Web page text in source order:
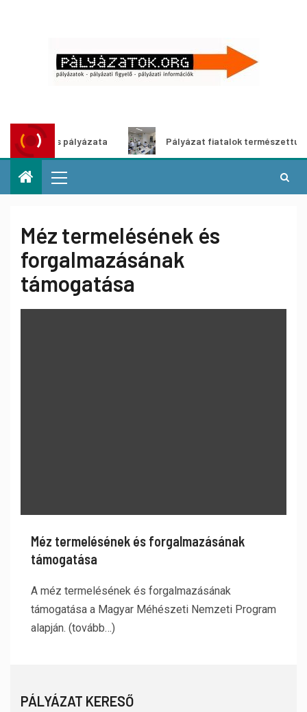
közös pályázata Pályázat fiatalok
Méz termelésének és
forgalmazásának
támogatása
Méz termelésének és forgalmazásának
támogatása
A méz termelésének és forgalmazásának
támogatása a Magyar Méhészeti Nemzeti Program
alapján. (tovább…)
PÁLYÁZAT KERESŐ